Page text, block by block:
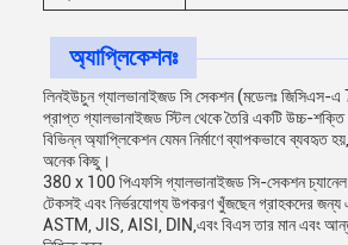
অ্যাপ্লিকেশনঃ
লিনইউচুন গ্যালভানাইজড সি সেকশন (মডেলঃ জিসিএস-এ
প্রাপ্ত গ্যালভানাইজড স্টিল থেকে তৈরি একটি উচ্চ-
বিভিন্ন অ্যাপ্লিকেশন যেমন নির্মাণে ব্যাপকভাবে ব্যবহৃত
অনেক কিছু।
380 x 100 পিএফসি গ্যালভানাইজড সি-সেকশন চ্যানেল
টেকসই এবং নির্ভরযোগ্য উপকরণ খুঁজছেন গ্রাহকদের জন্য
ASTM, JIS, AISI, DIN,এবং বিএস তার মান এবং